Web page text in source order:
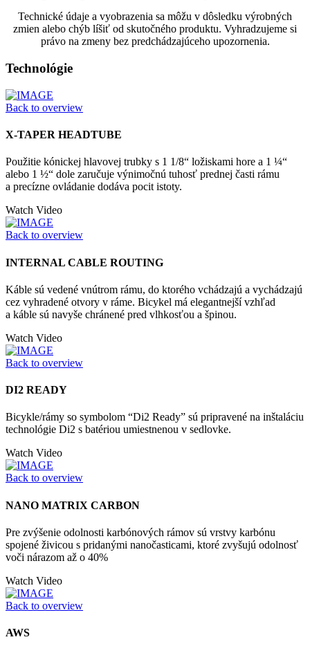
Technické údaje a vyobrazenia sa môžu v dôsledku výrobných
zmien alebo chýb líšiť od skutočného produktu. Vyhradzujeme si
právo na zmeny bez predchádzajúceho upozornenia.
Technológie
Back to overview
X-TAPER HEADTUBE
Použitie kónickej hlavovej trubky s 1 1/8“ ložiskami hore a 1 ¼“
alebo 1 ½“ dole zaručuje výnimočnú tuhosť prednej časti rámu
a precízne ovládanie dodáva pocit istoty.
Watch Video
Back to overview
INTERNAL CABLE ROUTING
Káble sú vedené vnútrom rámu, do ktorého vchádzajú a vychádzajú
cez vyhradené otvory v ráme. Bicykel má elegantnejší vzhľad
a káble sú navyše chránené pred vlhkosťou a špinou.
Watch Video
Back to overview
DI2 READY
Bicykle/rámy so symbolom “Di2 Ready” sú pripravené na inštaláciu
technológie Di2 s batériou umiestnenou v sedlovke.
Watch Video
Back to overview
NANO MATRIX CARBON
Pre zvýšenie odolnosti karbónových rámov sú vrstvy karbónu
spojené živicou s pridanými nanočasticami, ktoré zvyšujú odolnosť
voči nárazom až o 40%
Watch Video
Back to overview
AWS